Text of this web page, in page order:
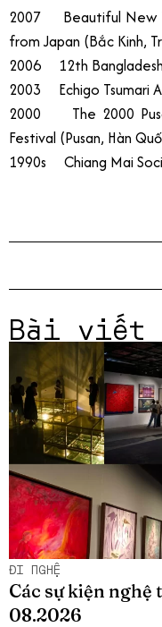
2007 Beautiful New
from Japan (Bắc Kinh,
2006 12th Bangladesh
2003 Echigo Tsumari
2000 The 2000
Festival (Pusan, Hàn
1990s Chiang Mai
Bài viết
ĐI NGHỆ
Các sự kiện nghệ
08.2026